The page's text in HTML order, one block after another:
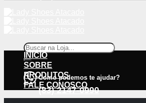
Pesquisar
por:
Como podemos te ajudar?
(83) 2147-0990
INÍCIO
SOBRE
PRODUTOS
FALE CONOSCO